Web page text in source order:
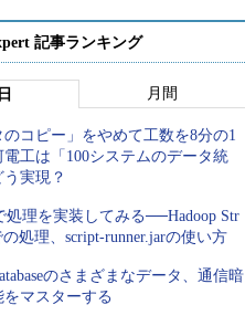
記事ランキング
月間
のコピー」をやめて工数を8分の1
工は「100システムのデータ統
実現？
処理を実装してみる──Hadoop Str
の処理、script-runner.jarの使い方
のさまざまなデータ、通信暗
マスターする